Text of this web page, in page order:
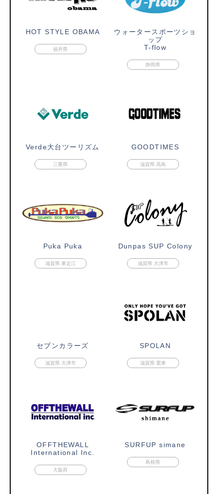
HOT STYLE OBAMA
福井県
ウォータースポーツショ
ップ
T-flow
静岡県
Verde大台ツーリズム
三重県
GOODTIMES
滋賀県 高島
Puka Puka
滋賀県 東近江
Dunpas SUP Colony
滋賀県 大津市
セブンカラーズ
滋賀県 大津市
SPOLAN
滋賀県 栗東
OFFTHEWALL
International Inc.
大阪府
SURFUP simane
島根県